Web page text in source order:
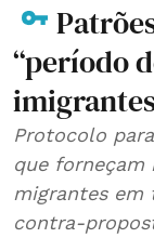
“período
Protocolo
que forneçam
migrantes em
contra-